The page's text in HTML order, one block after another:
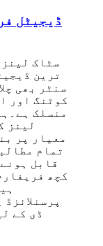
ڈیجیٹل
سٹاک
ترین
سنٹر بھی
کوٹنگ اور
معیار پر
تمام
قابل
کچھ
ڈی کے